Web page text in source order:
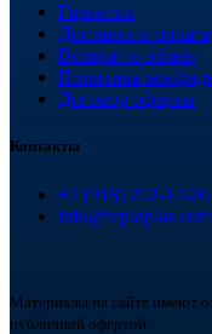
Гарантия
Доставка и оплата
Возврат и обмен
Политика
Договор оферты
Контакты
+7 (918) 252-12-26
info@teploplas.com
Материалы на сайте имеют
публичной офертой.